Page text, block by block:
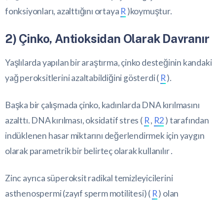
fonksiyonları, azalttığını ortaya R )koymuştur.
2) Çinko, Antioksidan Olarak Davranır
Yaşlılarda yapılan bir araştırma, çinko desteğinin kandaki
yağ peroksitlerini azaltabildiğini gösterdi ( R).
Başka bir çalışmada çinko, kadınlarda DNA kırılmasını
azalttı. DNA kırılması, oksidatif stres ( R, R2) tarafından
indüklenen hasar miktarını değerlendirmek için yaygın
olarak parametrik bir belirteç olarak kullanılır .
Zinc ayrıca süperoksit radikal temizleyicilerini
asthenospermi (zayıf sperm motilitesi) ( R) olan